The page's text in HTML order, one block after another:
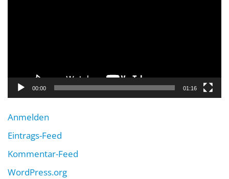
00:00 01:16
Anmelden
Eintrags-Feed
Kommentar-Feed
WordPress.org